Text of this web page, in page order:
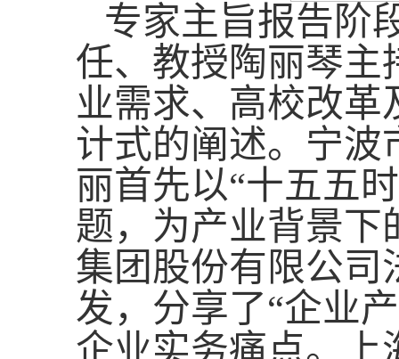
专家主旨报告阶
任、教授陶丽琴主
业需求、高校改革
计式的阐述。宁波
丽首先以“十五五
题，为产业背景下
集团股份有限公司
发，分享了“企业
企业实务痛点。上